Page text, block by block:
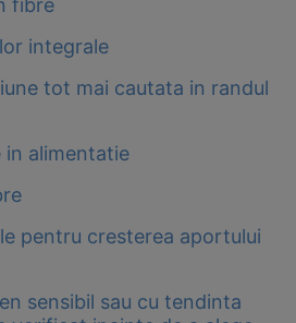
fibre
integrale
tot mai cautata in randul
in alimentatie
pentru cresterea aportului
sensibil sau cu tendinta